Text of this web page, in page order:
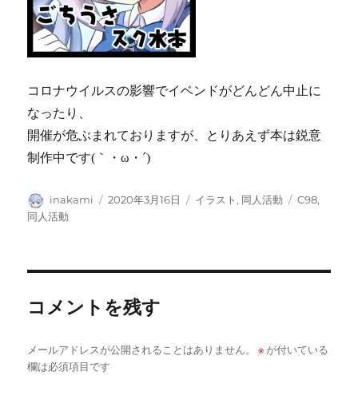
コロナウイルスの影響でイベンドがどんどん中止に
なったり、
開催が危ぶまれておりますが、とりあえず本は鋭意
制作中です(｀・ω・´)
投
稿
inakami
投
2020年3月16日
カ
イラスト , 同人活動
タ
C98,
同人活動
コメントを残す
メールアドレスが公開されることはありません。 ※ が付いている
欄は必須項目です